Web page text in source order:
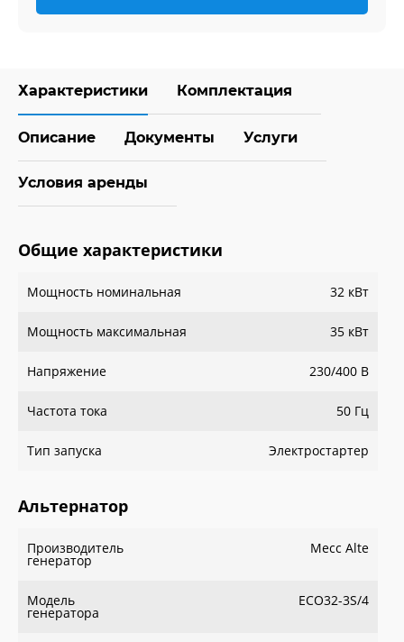
Характеристики Комплектация
Описание Документы Услуги
Условия аренды
Общие характеристики
Мощность номинальная 32 кВт
Мощность максимальная 35 кВт
Напряжение 230/400 В
Частота тока 50 Гц
Тип запуска Электростартер
Альтернатор
Производитель
генератор
Мecc Alte
Модель
генератора
ECO32-3S/4